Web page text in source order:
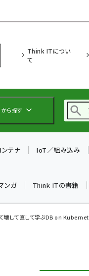
Think ITについ
て
から探す
テナ IoT／組み込み
ンガ Think ITの書籍
て壊して直して学ぶDB on